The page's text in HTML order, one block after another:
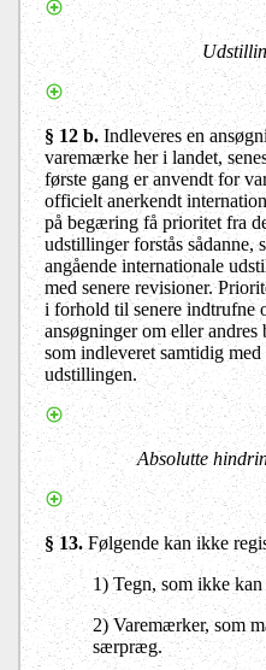
§ 12 b. Indleveres en
varemærke her i landet,
første gang er anvendt for
officielt anerkendt
på begæring få prioritet fra
udstillinger forstås sådanne,
angående internationale
med senere revisioner.
i forhold til senere indtrufne
ansøgninger om eller
som indleveret samtidig med
udstillingen.
Absolutte
§ 13. Følgende kan ikke
1) Tegn, som ikke
2) Varemærker, som
særpræg.